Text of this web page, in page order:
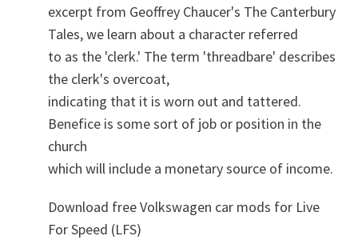
excerpt from Geoffrey Chaucer's The Canterbury
Tales, we learn about a character referred
to as the 'clerk.' The term 'threadbare' describes
the clerk's overcoat,
indicating that it is worn out and tattered.
Benefice is some sort of job or position in the
church
which will include a monetary source of income.
Download free Volkswagen car mods for Live
For Speed (LFS)